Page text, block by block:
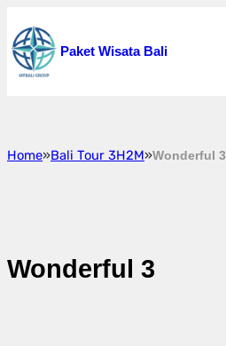
to
content
Paket Wisata Bali
Home»Bali Tour 3H2M»Wonderful 3
Wonderful 3